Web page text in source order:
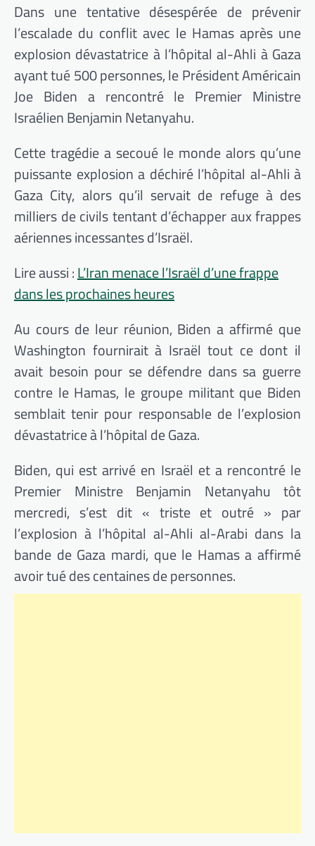
Dans une tentative désespérée de prévenir
l’escalade du conflit avec le Hamas après une
explosion dévastatrice à l’hôpital al-Ahli à Gaza
ayant tué 500 personnes, le Président Américain
Joe Biden a rencontré le Premier Ministre
Israélien Benjamin Netanyahu.
Cette tragédie a secoué le monde alors qu’une
puissante explosion a déchiré l’hôpital al-Ahli à
Gaza City, alors qu’il servait de refuge à des
milliers de civils tentant d’échapper aux frappes
aériennes incessantes d’Israël.
Lire aussi :L’Iran menace l’Israël d’une frappe
dans les prochaines heures
Au cours de leur réunion, Biden a affirmé que
Washington fournirait à Israël tout ce dont il
avait besoin pour se défendre dans sa guerre
contre le Hamas, le groupe militant que Biden
semblait tenir pour responsable de l’explosion
dévastatrice à l’hôpital de Gaza.
Biden, qui est arrivé en Israël et a rencontré le
Premier Ministre Benjamin Netanyahu tôt
mercredi, s’est dit « triste et outré » par
l’explosion à l’hôpital al-Ahli al-Arabi dans la
bande de Gaza mardi, que le Hamas a affirmé
avoir tué des centaines de personnes.